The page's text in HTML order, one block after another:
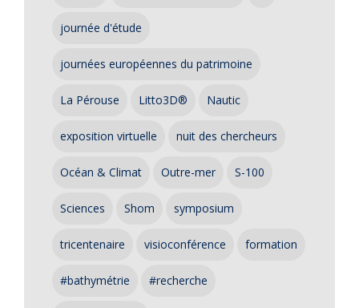
journée d'étude
journées européennes du patrimoine
La Pérouse Litto3D® Nautic
exposition virtuelle nuit des chercheurs
Océan & Climat Outre-mer S-100
Sciences Shom symposium
tricentenaire visioconférence formation
#bathymétrie #recherche